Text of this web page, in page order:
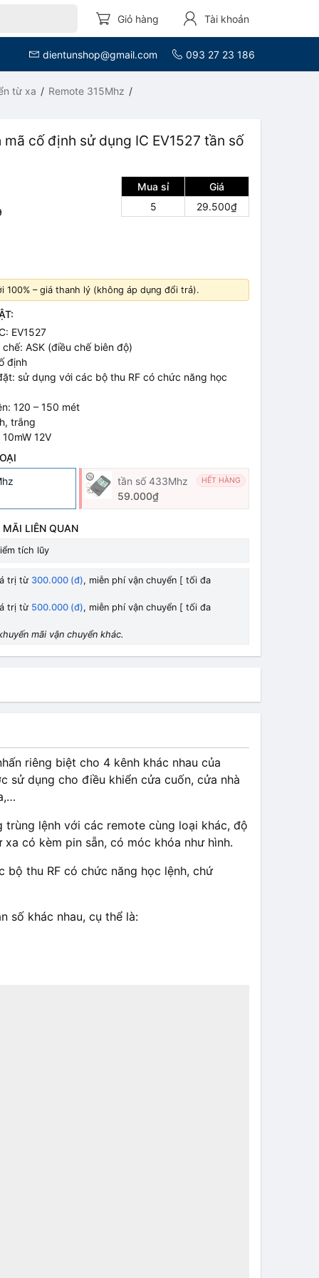
Giỏ hàng Tài khoản
dientunshop@gmail.com 093 27 23 186
từ xa Remote 315Mhz
mã cố định sử dụng IC EV1527 tần số
Mua sỉ
Giá
5
29.500₫
100% – giá thanh lý (không áp dụng đổi trả).
EV1527
ASK (điều chế biên độ)
định
sử dụng với các bộ thu RF có chức năng học
120 – 150 mét
trắng
12V
tần số 433Mhz HẾT HÀNG
59.000₫
MÃI LIÊN QUAN
tích lũy
trị từ 300.000 (đ), miễn phí vận chuyển [ tối đa
trị từ 500.000 (đ), miễn phí vận chuyển [ tối đa
mãi vận chuyển khác.
riêng biệt cho 4 kênh khác nhau của
sử dụng cho điều khiển cửa cuốn, cửa nhà
lệnh với các remote cùng loại khác, độ
có kèm pin sẵn, có móc khóa như hình.
bộ thu RF có chức năng học lệnh, chứ
số khác nhau, cụ thể là: